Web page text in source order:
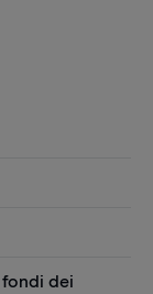
e
Reuters
dei